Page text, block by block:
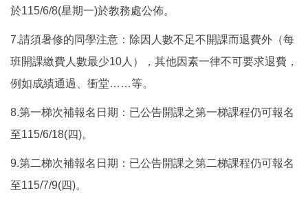
於115/6/8(星期一)於教務處公佈。
7.請須暑修的同學注意：除因人數不足不開課而退費外（每
班開課繳費人數最少10人），其他因素一律不可要求退費，
例如成績通過、衝堂……等。
8.第一梯次補報名日期：已公告開課之第一梯課程仍可報名
至115/6/18(四)。
9.第二梯次補報名日期：已公告開課之第二梯課程仍可報名
至115/7/9(四)。